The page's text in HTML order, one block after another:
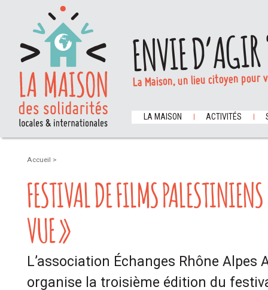
ENVIE
La Maison, un lieu citoyen
LA MAISON ACTIVITÉS
Accueil >
FESTIVAL DE FILMS
VUE »
L’association Échanges Rhône Alpes
organise la troisième édition du